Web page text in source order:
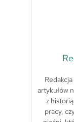
artykułów
z
pracy,